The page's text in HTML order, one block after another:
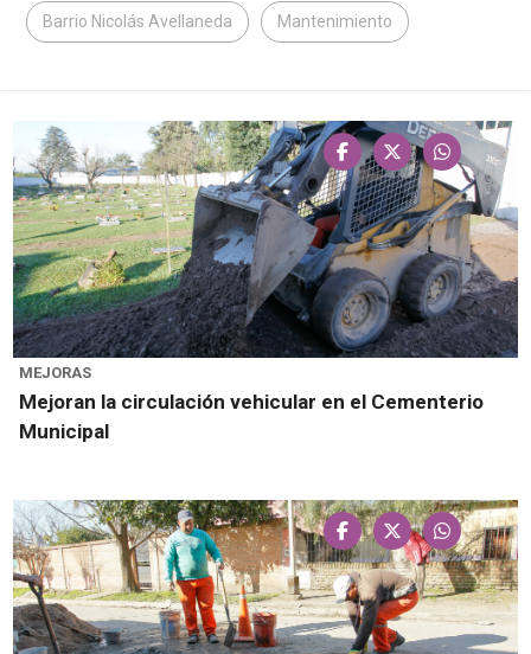
Barrio Nicolás Avellaneda Mantenimiento
MEJORAS
Mejoran la circulación vehicular en el Cementerio
Municipal